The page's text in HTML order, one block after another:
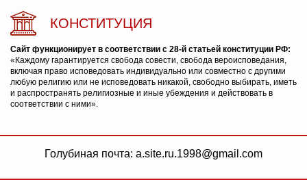
КОНСТИТУЦИЯ
Сайт функционирует в соответствии с 28-й статьей конституции РФ:
«Каждому гарантируется свобода совести, свобода вероисповедания,
включая право исповедовать индивидуально или совместно с другими
любую религию или не исповедовать никакой, свободно выбирать, иметь
и распространять религиозные и иные убеждения и действовать в
соответствии с ними».
Голубиная почта: a.site.ru.1998@gmail.com